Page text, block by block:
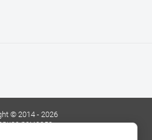
© 2014 - 2026
ремесло